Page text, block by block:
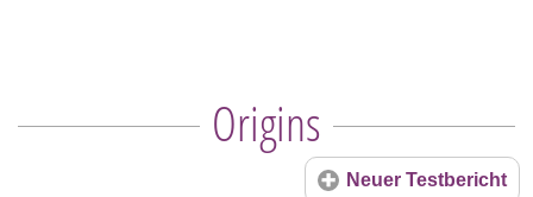
Origins
Neuer Testbericht